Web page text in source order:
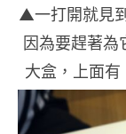
▲一打開就見
因為要趕著為
大盒，上面有